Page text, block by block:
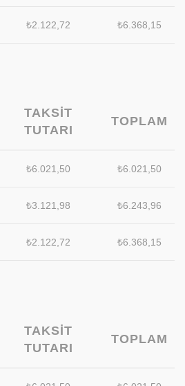
₺2.122,72 ₺6.368,15
TAKSIT
TUTARI
TOPLAM
₺6.021,50 ₺6.021,50
₺3.121,98 ₺6.243,96
₺2.122,72 ₺6.368,15
TAKSIT
TUTARI
TOPLAM